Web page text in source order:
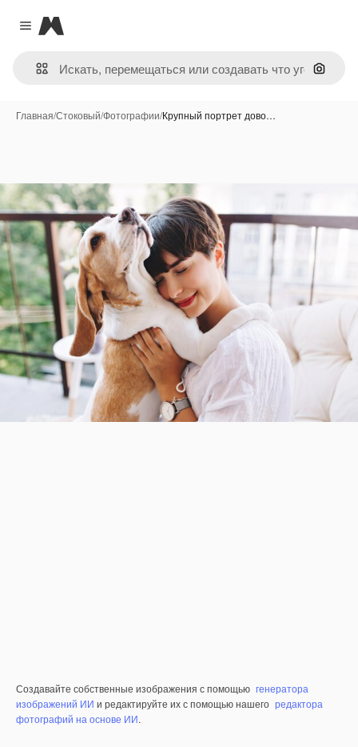
Close menu
Magnific
Поиск
Главная/Стоковый/Фотографии/Крупный портрет дово…
Создавайте собственные изображения с помощью генератора
изображений ИИ и редактируйте их с помощью нашего редактора
фотографий на основе ИИ.